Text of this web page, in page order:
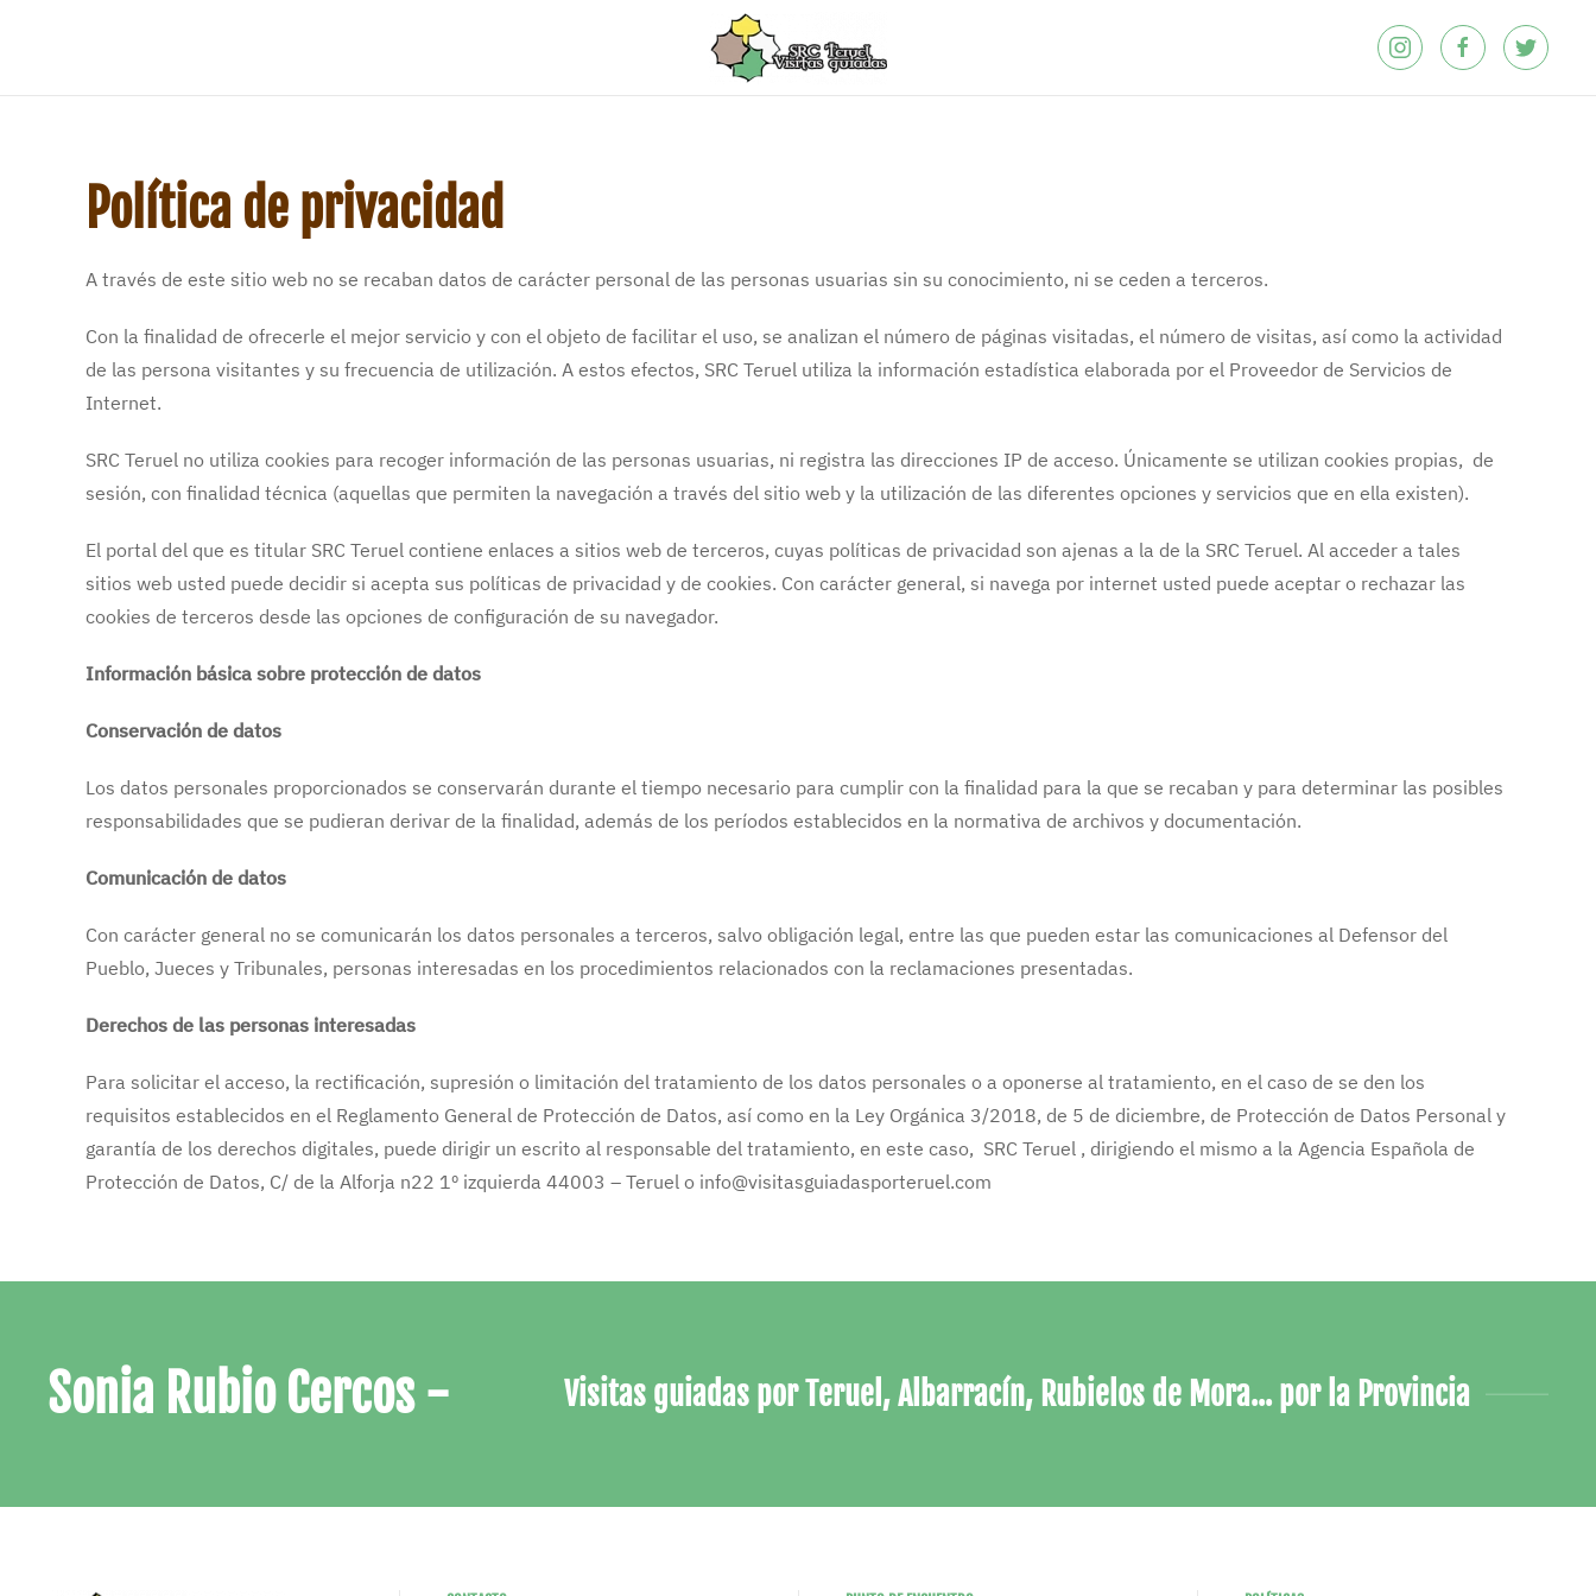
Política de privacidad
A través de este sitio web no se recaban datos de carácter personal de las personas usuarias sin su conocimiento, ni se ceden a terceros.
Con la finalidad de ofrecerle el mejor servicio y con el objeto de facilitar el uso, se analizan el número de páginas visitadas, el número de visitas, así como la actividad
de las persona visitantes y su frecuencia de utilización. A estos efectos, SRC Teruel utiliza la información estadística elaborada por el Proveedor de Servicios de
Internet.
SRC Teruel no utiliza cookies para recoger información de las personas usuarias, ni registra las direcciones IP de acceso. Únicamente se utilizan cookies propias, de
sesión, con finalidad técnica (aquellas que permiten la navegación a través del sitio web y la utilización de las diferentes opciones y servicios que en ella existen).
El portal del que es titular SRC Teruel contiene enlaces a sitios web de terceros, cuyas políticas de privacidad son ajenas a la de la SRC Teruel. Al acceder a tales
sitios web usted puede decidir si acepta sus políticas de privacidad y de cookies. Con carácter general, si navega por internet usted puede aceptar o rechazar las
cookies de terceros desde las opciones de configuración de su navegador.
Información básica sobre protección de datos
Conservación de datos
Los datos personales proporcionados se conservarán durante el tiempo necesario para cumplir con la finalidad para la que se recaban y para determinar las posibles
responsabilidades que se pudieran derivar de la finalidad, además de los períodos establecidos en la normativa de archivos y documentación.
Comunicación de datos
Con carácter general no se comunicarán los datos personales a terceros, salvo obligación legal, entre las que pueden estar las comunicaciones al Defensor del
Pueblo, Jueces y Tribunales, personas interesadas en los procedimientos relacionados con la reclamaciones presentadas.
Derechos de las personas interesadas
Para solicitar el acceso, la rectificación, supresión o limitación del tratamiento de los datos personales o a oponerse al tratamiento, en el caso de se den los
requisitos establecidos en el Reglamento General de Protección de Datos, así como en la Ley Orgánica 3/2018, de 5 de diciembre, de Protección de Datos Personal y
garantía de los derechos digitales, puede dirigir un escrito al responsable del tratamiento, en este caso, SRC Teruel , dirigiendo el mismo a la Agencia Española de
Protección de Datos, C/ de la Alforja n22 1º izquierda 44003 – Teruel o info@visitasguiadasporteruel.com
Sonia Rubio Cercos - Visitas guiadas por Teruel, Albarracín, Rubielos de Mora... por la Provincia